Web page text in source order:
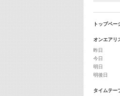
トップペー
オンエアリ
昨日
今日
明日
明後日
タイムテー